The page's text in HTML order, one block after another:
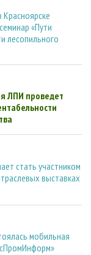
Красноярске
«Пути
лесопильного
ЛПИ проведет
стать участником
выставках
мобильная